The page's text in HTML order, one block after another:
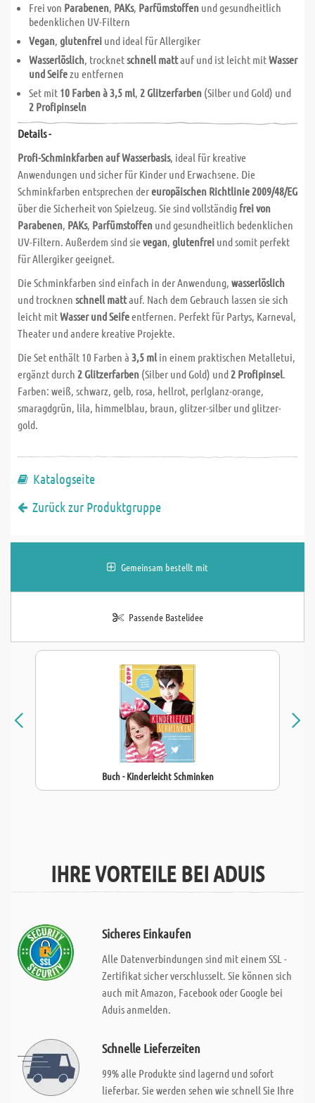
Frei von Parabenen, PAKs, Parfümstoffen und gesundheitlich
bedenklichen UV-Filtern
Vegan, glutenfrei und ideal für Allergiker
Wasserlöslich, trocknetschnell mattauf und ist leicht mitWasser
und Seifezu entfernen
Set mit 10 Farben à 3,5 ml, 2 Glitzerfarben (Silber und Gold) und
2 Profipinseln
Details -
Profi-Schminkfarben auf Wasserbasis, ideal für kreative
Anwendungen und sicher für Kinder und Erwachsene. Die
Schminkfarben entsprechen dereuropäischen Richtlinie 2009/48/EG
über die Sicherheit von Spielzeug. Sie sind vollständig frei von
Parabenen, PAKs, Parfümstoffen und gesundheitlich bedenklichen
UV-Filtern. Außerdem sind sievegan, glutenfrei und somit perfekt
für Allergiker geeignet.
Die Schminkfarben sind einfach in der Anwendung, wasserlöslich
und trocknen schnell mattauf. Nach dem Gebrauch lassen sie sich
leicht mitWasser und Seifeentfernen. Perfekt für Partys, Karneval,
Theater und andere kreative Projekte.
Die Set enthält 10 Farben à 3,5 mlin einem praktischen Metalletui,
ergänzt durch 2 Glitzerfarben (Silber und Gold) und2 Profipinsel.
Farben: weiß, schwarz, gelb, rosa, hellrot, perlglanz-orange,
smaragdgrün, lila, himmelblau, braun, glitzer-silber und glitzer-
gold.
Katalogseite
Zurück zur Produktgruppe
Gemeinsam bestellt mit
Passende Bastelidee
Buch - Kinderleicht Schminken
IHRE VORTEILE BEI ADUIS
Sicheres Einkaufen
Alle Datenverbindungen sind mit einem SSL -
Zertifikat sicher verschlusselt. Sie können sich
auch mit Amazon, Facebook oder Google bei
Aduis anmelden.
Schnelle Lieferzeiten
99% alle Produkte sind lagernd und sofort
lieferbar. Sie werden sehen wie schnell Sie Ihre